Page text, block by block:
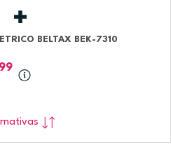
BELTAX BEK-7310